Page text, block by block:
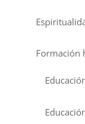
Formación